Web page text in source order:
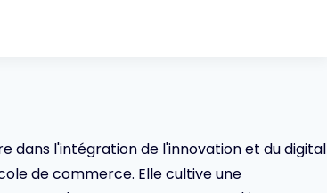
dans l'intégration de l'innovation et du digital
de commerce. Elle cultive une